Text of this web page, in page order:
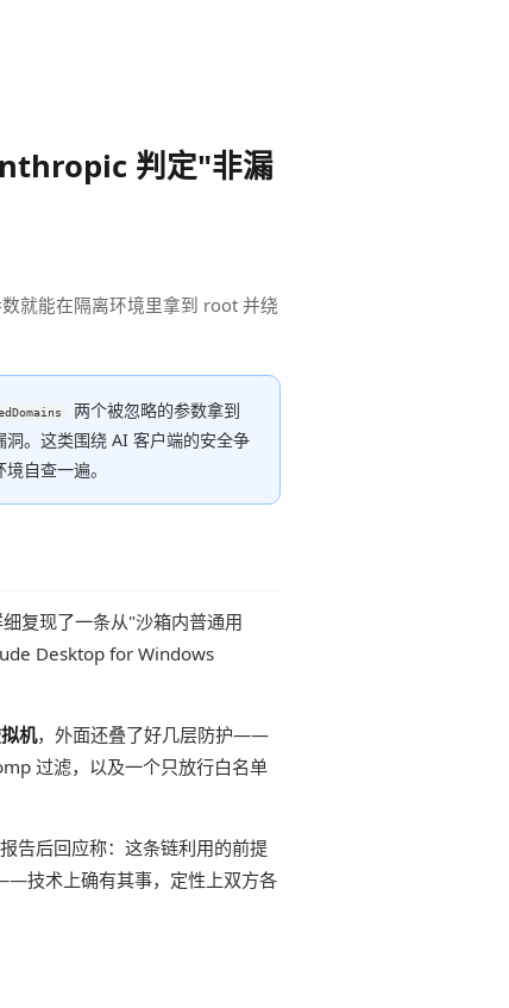
判定"非漏
就能在隔离环境里拿到 root 并绕
两个被忽略的参数拿到
。这类围绕 AI 客户端的安全争
自查一遍。
复现了一条从"沙箱内普通用
Desktop for Windows
机，外面还叠了好几层防护——
过滤，以及一个只放行白名单
告后回应称：这条链利用的前提
技术上确有其事，定性上双方各